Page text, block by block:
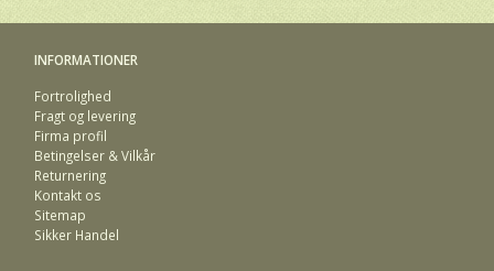
INFORMATIONER
Fortrolighed
Fragt og levering
Firma profil
Betingelser & Vilkår
Returnering
Kontakt os
Sitemap
Sikker Handel